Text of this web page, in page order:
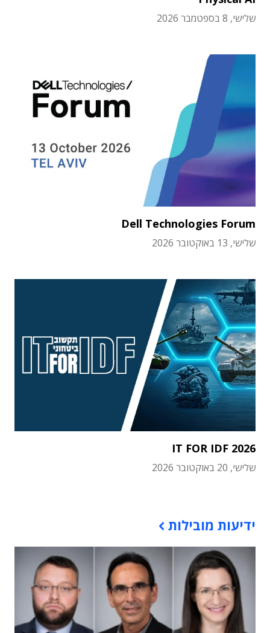
שלישי, 8 בספטמבר 2026
Dell Technologies Forum
שלישי, 13 באוקטובר 2026
IT FOR IDF 2026
שלישי, 20 באוקטובר 2026
ידיעות מובילות